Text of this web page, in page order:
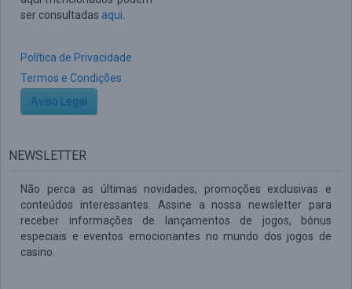
ser consultadas aqui
Política de Privacidade
Termos e Condições
Aviso Legal
NEWSLETTER
Não perca as últimas novidades, promoções exclusivas e
conteúdos interessantes. Assine a nossa newsletter para
receber informações de lançamentos de jogos, bónus
especiais e eventos emocionantes no mundo dos jogos de
casino.